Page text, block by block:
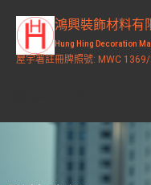
鴻興裝飾材料有
Hung Hing Decoration
屋宇署註冊牌照號: MWC